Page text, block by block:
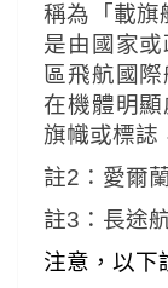
稱為「載旗
是由國家
區飛航國
在機體明
旗幟或標誌
註2：愛爾
註3：長途
注意，以下